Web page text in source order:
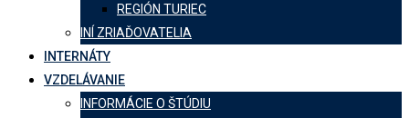
REGIÓN TURIEC
INÍ ZRIAĎOVATELIA
INTERNÁTY
VZDELÁVANIE
INFORMÁCIE O ŠTÚDIU